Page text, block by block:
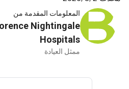
المعلومات المقدمة من
Florence Nightingale
Hospitals
ممثل العيادة